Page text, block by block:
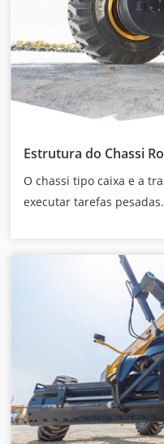
Estrutura do Chassi
O chassi tipo caixa e a
executar tarefas pesadas.